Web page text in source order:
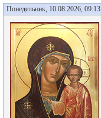
Понедельник, 10.08.2026, 09:13